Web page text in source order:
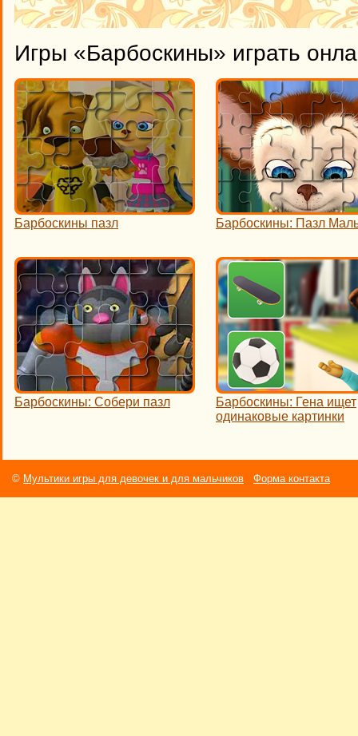
Игры «Барбоскины» играть
Барбоскины пазл Барбоскины: Пазл
Барбоскины: Собери пазл
Барбоскины: Гена ищет
одинаковые картинки
© Мультики игры для девочек и для мальчиков Форма контакта